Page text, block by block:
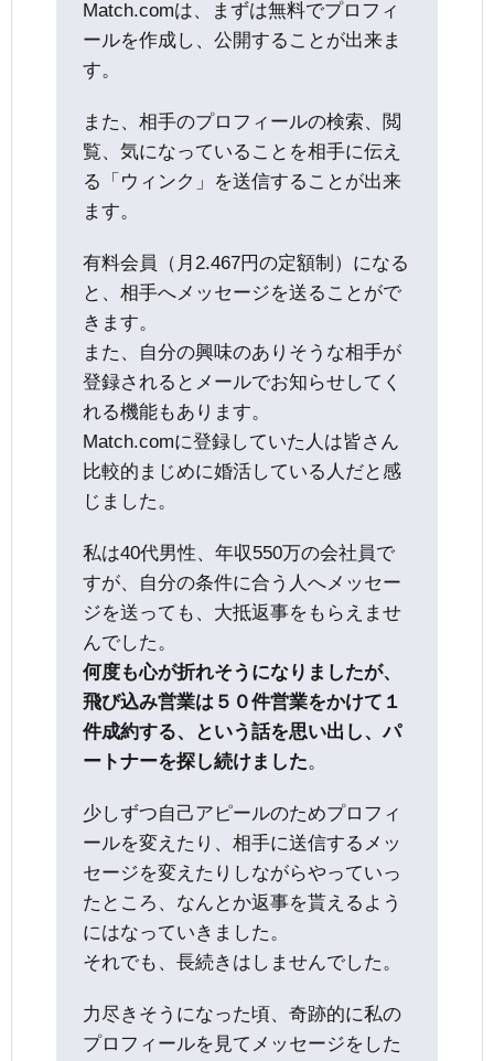
Match.comは、まずは無料でプロフィ
ールを作成し、公開することが出来ま
す。
また、相手のプロフィールの検索、閲
覧、気になっていることを相手に伝え
る「ウィンク」を送信することが出来
ます。
有料会員（月2.467円の定額制）になる
と、相手へメッセージを送ることがで
きます。
また、自分の興味のありそうな相手が
登録されるとメールでお知らせしてく
れる機能もあります。
Match.comに登録していた人は皆さん
比較的まじめに婚活している人だと感
じました。
私は40代男性、年収550万の会社員で
すが、自分の条件に合う人へメッセー
ジを送っても、大抵返事をもらえませ
んでした。
何度も心が折れそうになりましたが、
飛び込み営業は５０件営業をかけて１
件成約する、という話を思い出し、パ
ートナーを探し続けました。
少しずつ自己アピールのためプロフィ
ールを変えたり、相手に送信するメッ
セージを変えたりしながらやっていっ
たところ、なんとか返事を貰えるよう
にはなっていきました。
それでも、長続きはしませんでした。
力尽きそうになった頃、奇跡的に私の
プロフィールを見てメッセージをした